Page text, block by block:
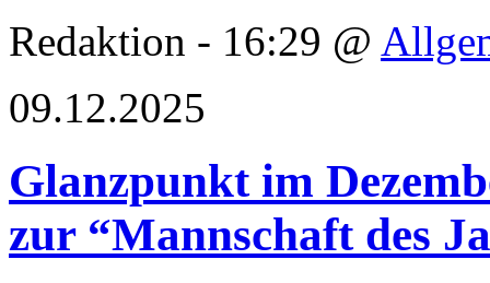
Redaktion - 16:29 @
09.12.2025
Glanzpunkt im
zur “Mannschaft des